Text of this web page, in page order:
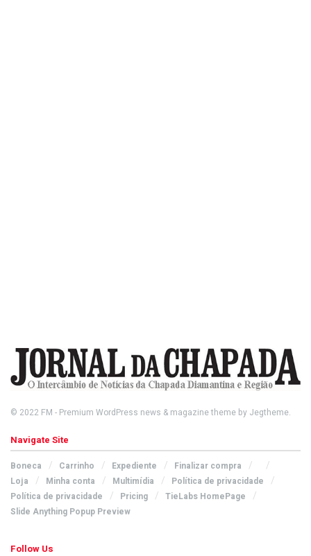
© 2022 FM - Premium WordPress news & magazine theme by Jegtheme.
Navigate Site
Boneca Carrinho Expediente
Finalizar compra
Loja
Minha conta Multimídia
Política de privacidade
Política de privacidade
Pricing
TieLabs HomePage
Slide Anything Popup Preview
Follow Us